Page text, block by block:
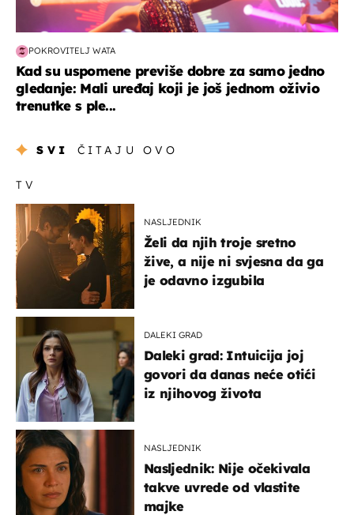
POKROVITELJ WATA
Kad su uspomene previše dobre za samo jedno
gledanje: Mali uređaj koji je još jednom oživio
trenutke s ple...
SVI ČITAJU OVO
TV
NASLJEDNIK
Želi da njih troje sretno
žive, a nije ni svjesna da ga
je odavno izgubila
DALEKI GRAD
Daleki grad: Intuicija joj
govori da danas neće otići
iz njihovog života
NASLJEDNIK
Nasljednik: Nije očekivala
takve uvrede od vlastite
majke